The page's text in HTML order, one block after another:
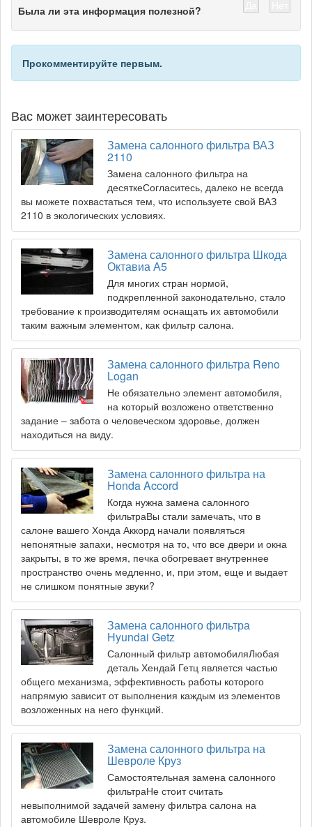
Была ли эта информация полезной?
Прокомментируйте первым.
Вас может заинтересовать
Замена салонного фильтра ВАЗ
2110
Замена салонного фильтра на
десяткеСогласитесь, далеко не всегда
вы можете похвастаться тем, что используете свой ВАЗ
2110 в экологических условиях.
Замена салонного фильтра Шкода
Октавиа А5
Для многих стран нормой,
подкрепленной законодательно, стало
требование к производителям оснащать их автомобили
таким важным элементом, как фильтр салона.
Замена салонного фильтра Reno
Logan
Не обязательно элемент автомобиля,
на который возложено ответственно
задание – забота о человеческом здоровье, должен
находиться на виду.
Замена салонного фильтра на
Honda Accord
Когда нужна замена салонного
фильтраВы стали замечать, что в
салоне вашего Хонда Аккорд начали появляться
непонятные запахи, несмотря на то, что все двери и окна
закрыты, в то же время, печка обогревает внутреннее
пространство очень медленно, и, при этом, еще и выдает
не слишком понятные звуки?
Замена салонного фильтра
Hyundai Getz
Салонный фильтр автомобиляЛюбая
деталь Хендай Гетц является частью
общего механизма, эффективность работы которого
напрямую зависит от выполнения каждым из элементов
возложенных на него функций.
Замена салонного фильтра на
Шевроле Круз
Самостоятельная замена салонного
фильтраНе стоит считать
невыполнимой задачей замену фильтра салона на
автомобиле Шевроле Круз.